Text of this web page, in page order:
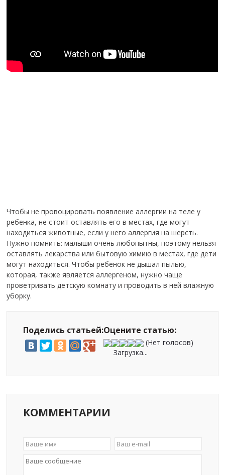
Чтобы не провоцировать появление аллергии на теле у
ребенка, не стоит оставлять его в местах, где могут
находиться животные, если у него аллергия на шерсть.
Нужно помнить: малыши очень любопытны, поэтому нельзя
оставлять лекарства или бытовую химию в местах, где дети
могут находиться. Чтобы ребенок не дышал пылью,
которая, также является аллергеном, нужно чаще
проветривать детскую комнату и проводить в ней влажную
уборку.
Поделись статьей:Оцените статью:
(Нет голосов)
Загрузка...
КОММЕНТАРИИ